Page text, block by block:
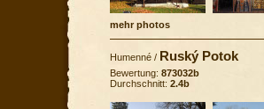
mehr photos
Humenné / Ruský Potok
Bewertung: 873032b
Durchschnitt: 2.4b